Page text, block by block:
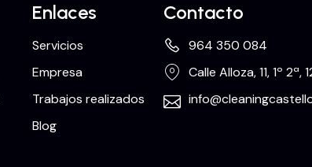
Enlaces
Servicios
Empresa
Trabajos realizados
Blog
Contacto
964 350 084
Calle Alloza, 11, 1º